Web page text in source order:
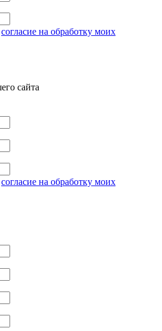
согласие на обработку моих
сайта
согласие на обработку моих